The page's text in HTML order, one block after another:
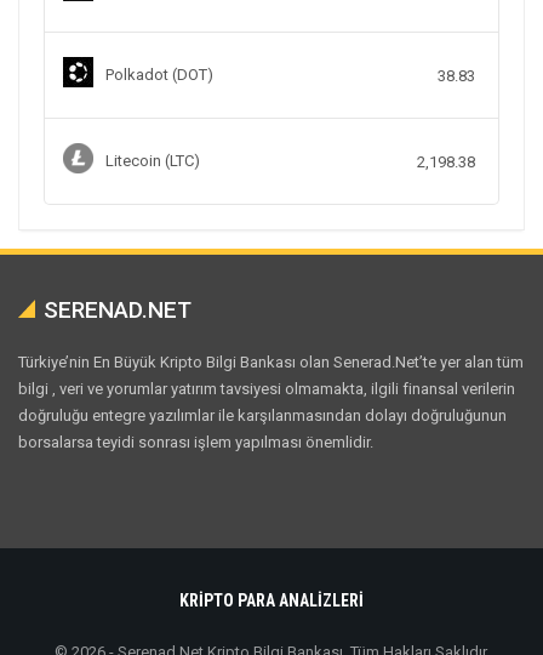
Polkadot (DOT) 38.83
Litecoin (LTC) 2,198.38
SERENAD.NET
Türkiye’nin En Büyük Kripto Bilgi Bankası olan Senerad.Net’te yer alan tüm
bilgi , veri ve yorumlar yatırım tavsiyesi olmamakta, ilgili finansal verilerin
doğruluğu entegre yazılımlar ile karşılanmasından dolayı doğruluğunun
borsalarsa teyidi sonrası işlem yapılması önemlidir.
KRİPTO PARA ANALİZLERİ